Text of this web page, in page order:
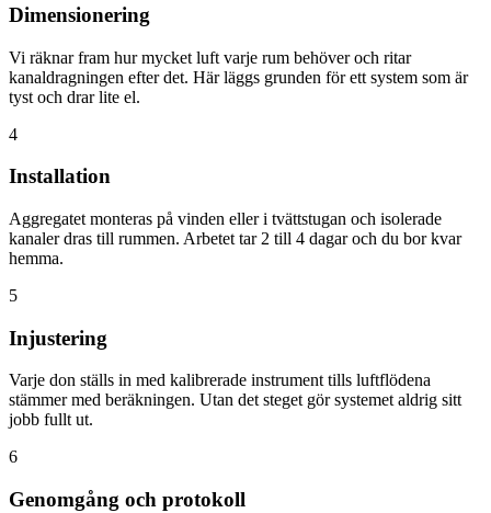
Dimensionering
Vi räknar fram hur mycket luft varje rum behöver och ritar
kanaldragningen efter det. Här läggs grunden för ett system som är
tyst och drar lite el.
4
Installation
Aggregatet monteras på vinden eller i tvättstugan och isolerade
kanaler dras till rummen. Arbetet tar 2 till 4 dagar och du bor kvar
hemma.
5
Injustering
Varje don ställs in med kalibrerade instrument tills luftflödena
stämmer med beräkningen. Utan det steget gör systemet aldrig sitt
jobb fullt ut.
6
Genomgång och protokoll